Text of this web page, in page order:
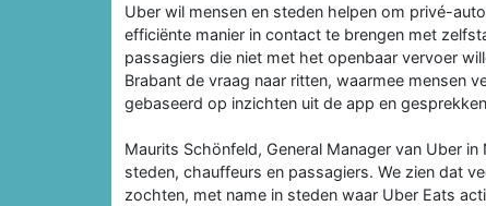
Uber wil mensen en steden helpen om privé-
efficiënte manier in contact te brengen met
passagiers die niet met het openbaar vervoer
Brabant de vraag naar ritten, waarmee mensen
gebaseerd op inzichten uit de app en
Maurits Schönfeld, General Manager van Uber
steden, chauffeurs en passagiers. We zien dat
zochten, met name in steden waar Uber Eats